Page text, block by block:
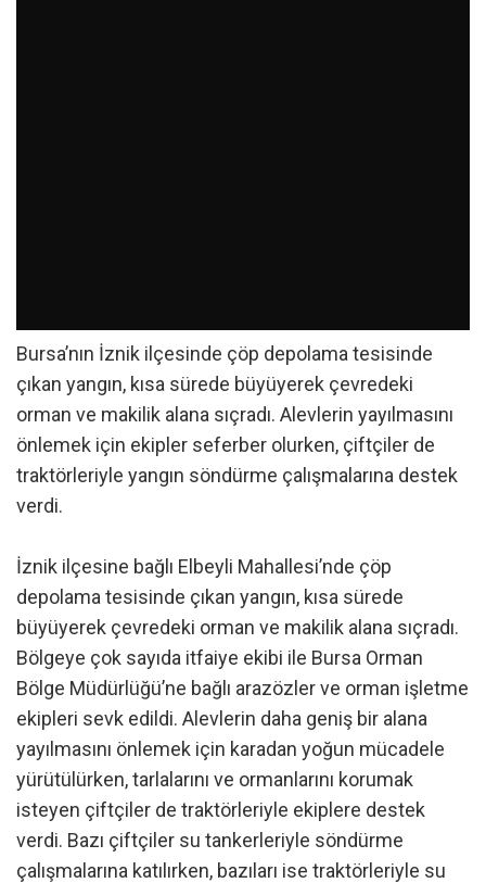
Bursa’nın İznik ilçesinde çöp depolama tesisinde
çıkan yangın, kısa sürede büyüyerek çevredeki
orman ve makilik alana sıçradı. Alevlerin yayılmasını
önlemek için ekipler seferber olurken, çiftçiler de
traktörleriyle yangın söndürme çalışmalarına destek
verdi.
İznik ilçesine bağlı Elbeyli Mahallesi’nde çöp
depolama tesisinde çıkan yangın, kısa sürede
büyüyerek çevredeki orman ve makilik alana sıçradı.
Bölgeye çok sayıda itfaiye ekibi ile Bursa Orman
Bölge Müdürlüğü’ne bağlı arazözler ve orman işletme
ekipleri sevk edildi. Alevlerin daha geniş bir alana
yayılmasını önlemek için karadan yoğun mücadele
yürütülürken, tarlalarını ve ormanlarını korumak
isteyen çiftçiler de traktörleriyle ekiplere destek
verdi. Bazı çiftçiler su tankerleriyle söndürme
çalışmalarına katılırken, bazıları ise traktörleriyle su